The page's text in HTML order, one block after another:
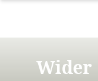
Wider